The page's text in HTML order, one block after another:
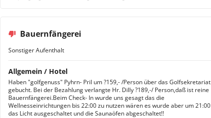
Bauernfängerei
Sonstiger Aufenthalt
Allgemein / Hotel
Haben "golfgenuss" Pyhrn- Pril um ?159,- /Person über das Golfsekretariat
gebucht. Bei der Bezahlung verlangte Hr. Dilly ?189,-/ Person,daß ist reine
Bauernfängerei.Beim Check- In wurde uns gesagt das die
Wellnesseinrichtungen bis 22:00 zu nutzen wären es wurde aber um 21:00
das Licht ausgeschaltet und die Saunaöfen abgeschaltet!!